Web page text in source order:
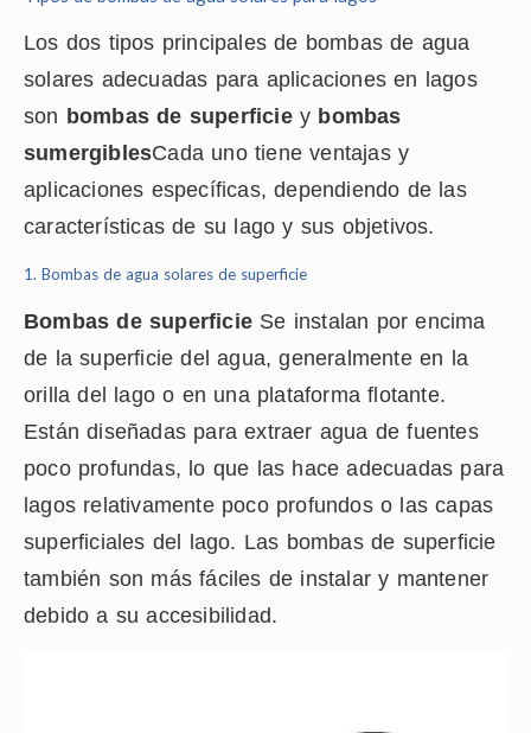
Los dos tipos principales de bombas de agua
solares adecuadas para aplicaciones en lagos
son bombas de superficiey bombas
sumergiblesCada uno tiene ventajas y
aplicaciones específicas, dependiendo de las
características de su lago y sus objetivos.
1. Bombas de agua solares de superficie
Bombas de superficie Se instalan por encima
de la superficie del agua, generalmente en la
orilla del lago o en una plataforma flotante.
Están diseñadas para extraer agua de fuentes
poco profundas, lo que las hace adecuadas para
lagos relativamente poco profundos o las capas
superficiales del lago. Las bombas de superficie
también son más fáciles de instalar y mantener
debido a su accesibilidad.